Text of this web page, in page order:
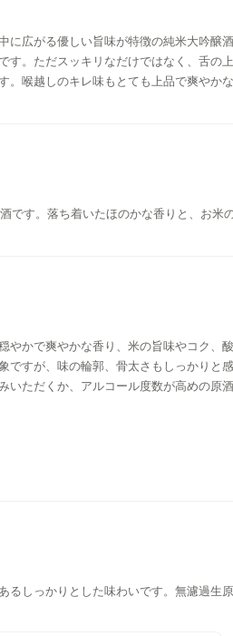
広がる優しい旨味が特徴の純米大吟醸
す。ただスッキリなだけではなく、舌の
喉越しのキレ味もとても上品で爽やかな
です。落ち着いたほのかな香りと、お米
やかで爽やかな香り、米の旨味やコク、
ですが、味の輪郭、骨太さもしっかりと
ただくか、アルコール度数が高めの原
るしっかりとした味わいです。無濾過生